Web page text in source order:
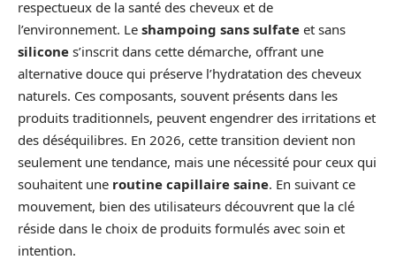
respectueux de la santé des cheveux et de
l’environnement. Le shampoing sans sulfate et sans
silicone s’inscrit dans cette démarche, offrant une
alternative douce qui préserve l’hydratation des cheveux
naturels. Ces composants, souvent présents dans les
produits traditionnels, peuvent engendrer des irritations et
des déséquilibres. En 2026, cette transition devient non
seulement une tendance, mais une nécessité pour ceux qui
souhaitent une routine capillaire saine. En suivant ce
mouvement, bien des utilisateurs découvrent que la clé
réside dans le choix de produits formulés avec soin et
intention.